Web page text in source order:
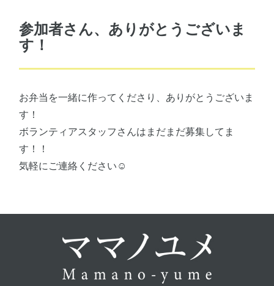
参加者さん、ありがとうございま
す！
お弁当を一緒に作ってくださり、ありがとうございま
す！
ボランティアスタッフさんはまだまだ募集してま
す！！
気軽にご連絡ください☺️